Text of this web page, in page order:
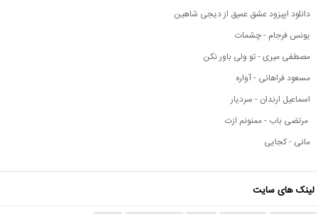
دانلود اپیزود عشق عمیق از دیجی شاهین
یونس فرجام - چشمات
مصطفی میری - تو ولی باور نکن
مسعود فراهانی - آواره
اسماعیل ارندان - سردیار
مرتضی باب - ممنونم ازت
مانی - کجایی
لینک های سایت